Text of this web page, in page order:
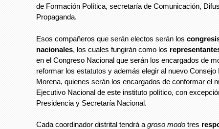
de Formación Política, secretaría de Comunicación,
Propaganda.
Esos compañeros que serán electos serán los
nacionales, los cuales fungirán como los
en el Congreso Nacional que serán los encargados de
reformar los estatutos y además elegir al nuevo Consejo
Morena, quienes serán los encargados de conformar el
Ejecutivo Nacional de este instituto político, con
Presidencia y Secretaría Nacional.
Cada coordinador distrital tendrá a groso modo tres